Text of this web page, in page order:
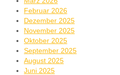
Februar 2026
Dezember 2025
November 2025
Oktober 2025
September 2025
August 2025
Juni 2025